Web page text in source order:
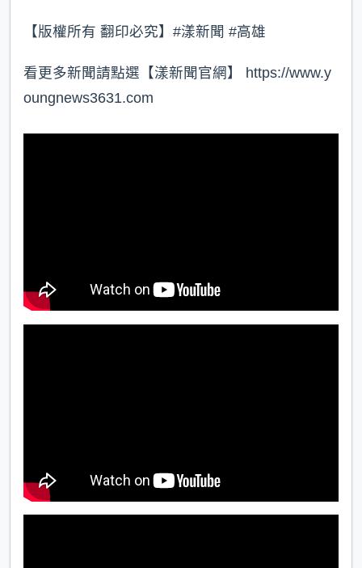
【版權所有 翻印必究】#漾新聞 #高雄
看更多新聞請點選【漾新聞官網】 https://www.y
oungnews3631.com⁠